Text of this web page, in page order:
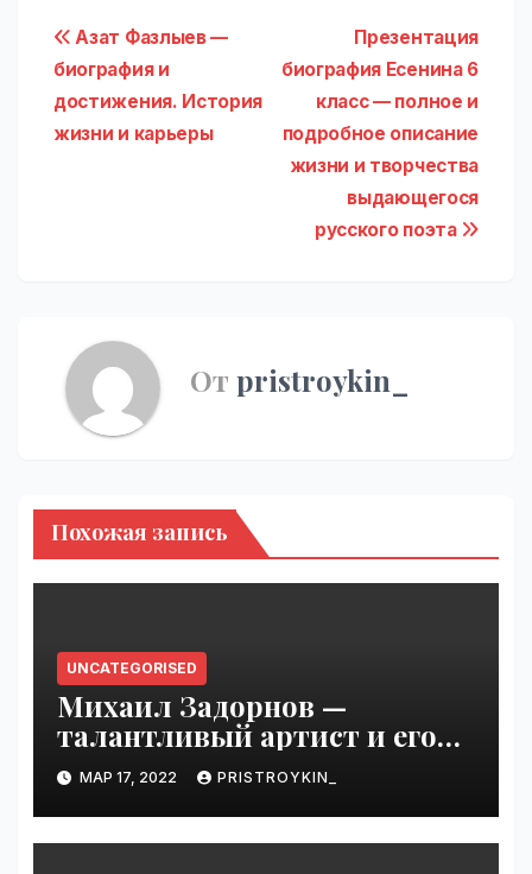
Навигация
по
записям
Презентация
биография Есенина 6
класс — полное и
подробное описание
жизни и творчества
выдающегося
русского поэта
Азат Фазлыев —
биография и
достижения. История
жизни и карьеры
От pristroykin_
Похожая запись
UNCATEGORISED
Михаил Задорнов —
талантливый артист и его
увлекательная биография —
выдающиеся достижения,
известность и интересные
факты из личной жизни!
МАР 17, 2022 PRISTROYKIN_